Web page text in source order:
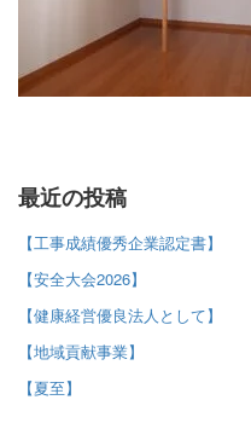
最近の投稿
【工事成績優秀企業認定書】
【安全大会2026】
【健康経営優良法人として】
【地域貢献事業】
【夏至】